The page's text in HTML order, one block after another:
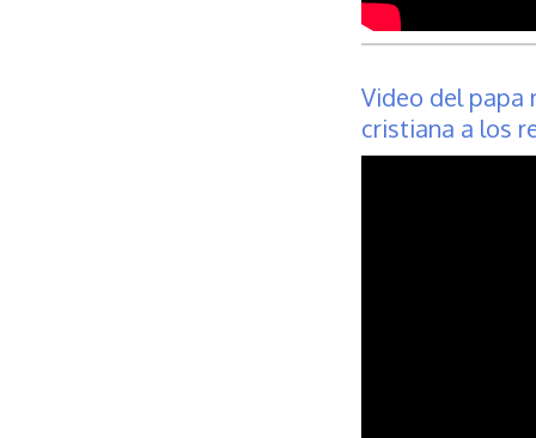
Video del papa
cristiana a los